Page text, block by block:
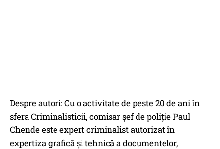
Despre autori: Cu o activitate de peste 20 de ani în
sfera Criminalisticii, comisar șef de poliție Paul
Chende este expert criminalist autorizat în
expertiza grafică și tehnică a documentelor,